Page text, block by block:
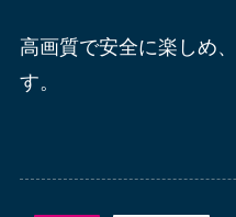
高画質で安全に楽しめ
す。